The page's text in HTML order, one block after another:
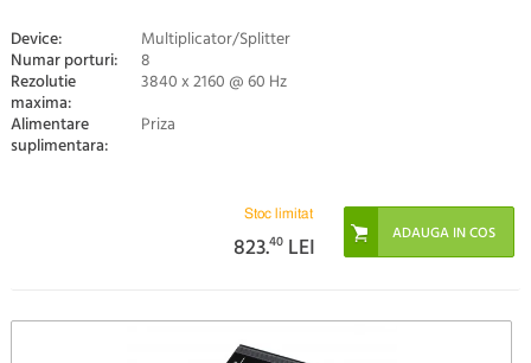
Device: Multiplicator/Splitter
Numar porturi: 8
Rezolutie
maxima:
3840 x 2160 @ 60 Hz
Alimentare
suplimentara:
Priza
Stoc limitat
823.40 LEI